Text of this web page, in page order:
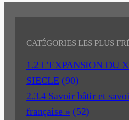
CATÉGORIES LES PLUS
1.2 L'EXPANSION DU
SIECLE (90)
2.3.4 Savoir bâtir et
française » (52)